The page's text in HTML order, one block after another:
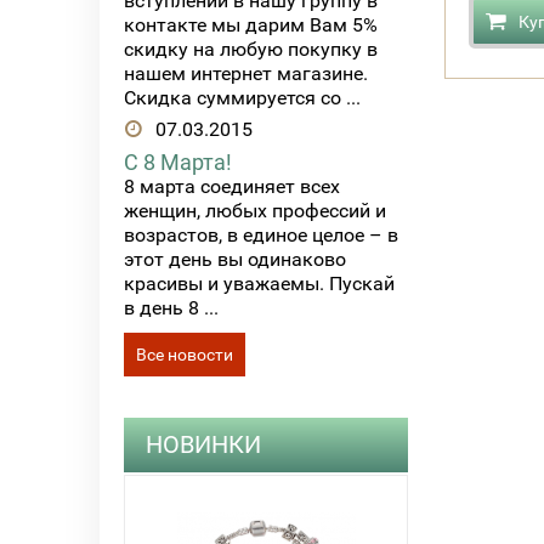
контакте мы дарим Вам 5%
скидку на любую покупку в
нашем интернет магазине.
Скидка суммируется со ...
07.03.2015
С 8 Марта!
8 марта соединяет всех
женщин, любых профессий и
возрастов, в единое целое – в
этот день вы одинаково
красивы и уважаемы. Пускай
в день 8 ...
Все новости
НОВИНКИ